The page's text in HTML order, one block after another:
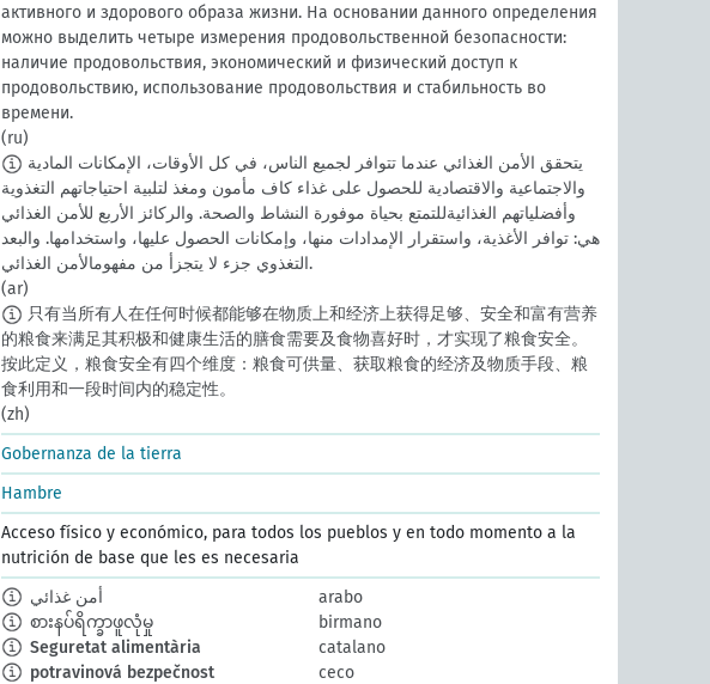
активного и здорового образа жизни. На основании данного определения
можно выделить четыре измерения продовольственной безопасности:
наличие продовольствия, экономический и физический доступ к
продовольствию, использование продовольствия и стабильность во
времени.
(ru)
والاجتماعية والاقتصادية للحصول على غذاء كاف مأمون ومغذ لتلبية احتياجاتهم التغذوية
وأفضلياتهم الغذائيةللتمتع بحياة موفورة النشاط والصحة. والركائز الأربع للأمن الغذائي
هي: توافر الأغذية، واستقرار الإمدادات منها، وإمكانات الحصول عليها، واستخدامها. والبعد
التغذوي جزء لا يتجزأ من مفهومالأمن الغذائي.
(ar)
只有当所有人在任何时候都能够在物质上和经济上获得足够、安全和富有营养
的粮食来满足其积极和健康生活的膳食需要及食物喜好时，才实现了粮食安全。
按此定义，粮食安全有四个维度：粮食可供量、获取粮食的经济及物质手段、粮
食利用和一段时间内的稳定性。
(zh)
Gobernanza de la tierra
Hambre
Acceso físico y económico, para todos los pueblos y en todo momento a la
nutrición de base que les es necesaria
أمن غذائي
arabo
စားနပ်ရိက္ခာဖူလုံမှု
birmano
Seguretat alimentària
catalano
potravinová bezpečnost
ceco